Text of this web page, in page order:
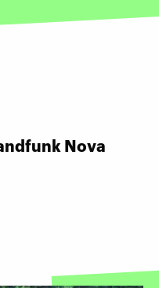
Nova